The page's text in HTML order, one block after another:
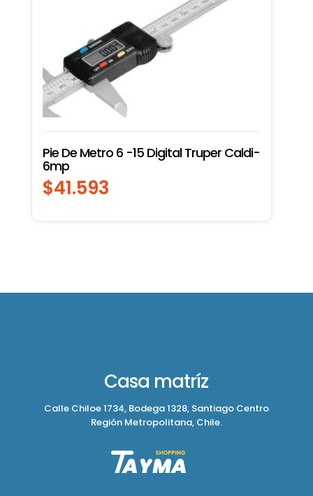
Pie De Metro 6 -15 Digital Truper Caldi-
6mp
$41.593
Casa matríz
Calle Chiloe 1734, Bodega 1328, Santiago Centro
Región Metropolitana, Chile.